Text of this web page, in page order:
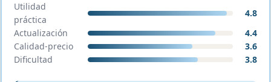
Utilidad
práctica
4.8
Actualización
4.4
Calidad-precio
3.6
Dificultad
3.8